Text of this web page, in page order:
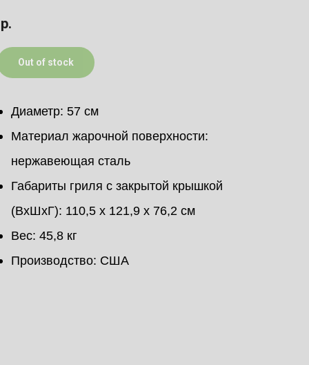
р.
Out of stock
Диаметр: 57 см
Материал жарочной поверхности:
нержавеющая сталь
Габариты гриля c закрытой крышкой
(ВхШхГ): 110,5 х 121,9 х 76,2 см
Вес: 45,8 кг
Производство: США